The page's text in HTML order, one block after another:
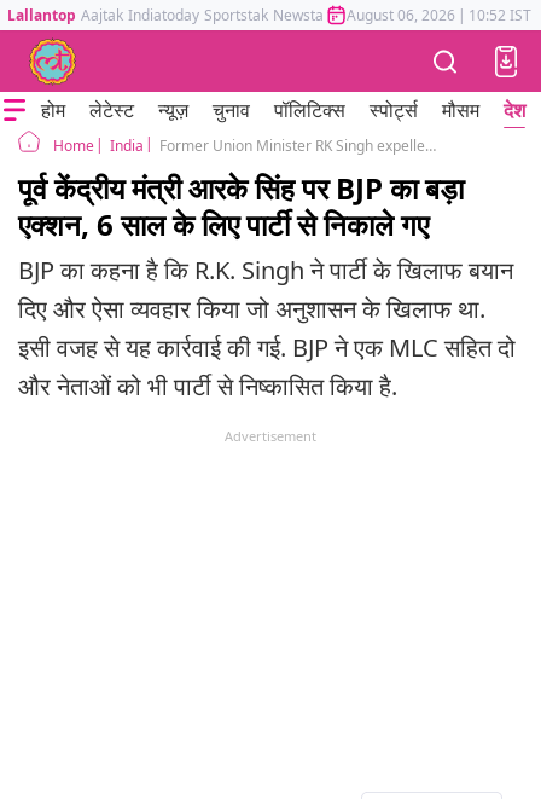
Lallantop Aajtak Indiatoday Sportstak Newstak Mumbai Tak Astrotak
August 06, 2026 | 10:52 IST
होम लेटेस्ट न्यूज़ चुनाव पॉलिटिक्स स्पोर्ट्स मौसम देश
Home India Former Union Minister RK Singh expelled from BJP for 6 years after bihar election
पूर्व केंद्रीय मंत्री आरके सिंह पर BJP का बड़ा
एक्शन, 6 साल के लिए पार्टी से निकाले गए
BJP का कहना है कि R.K. Singh ने पार्टी के खिलाफ बयान
दिए और ऐसा व्यवहार किया जो अनुशासन के खिलाफ था.
इसी वजह से यह कार्रवाई की गई. BJP ने एक MLC सहित दो
और नेताओं को भी पार्टी से निष्कासित किया है.
Advertisement